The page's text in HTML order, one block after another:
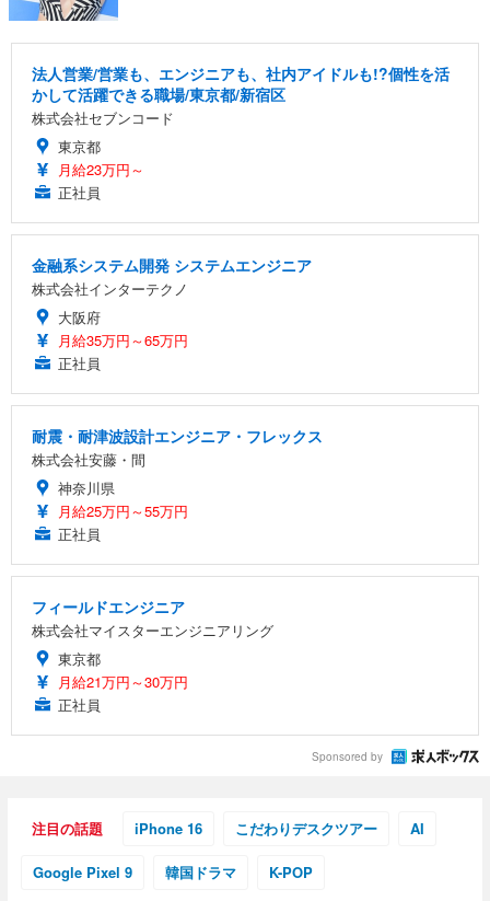
法人営業/営業も、エンジニアも、社内アイドルも!?個性を活
かして活躍できる職場/東京都/新宿区
株式会社セブンコード
東京都
月給23万円～
正社員
金融系システム開発 システムエンジニア
株式会社インターテクノ
大阪府
月給35万円～65万円
正社員
耐震・耐津波設計エンジニア・フレックス
株式会社安藤・間
神奈川県
月給25万円～55万円
正社員
フィールドエンジニア
株式会社マイスターエンジニアリング
東京都
月給21万円～30万円
正社員
Sponsored by
注目の話題 iPhone 16 こだわりデスクツアー AI
Google Pixel 9 韓国ドラマ K-POP